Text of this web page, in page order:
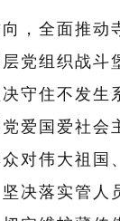
，全面推动
层党组织战斗
守住不发生
爱国爱社会
对伟大祖
决落实管